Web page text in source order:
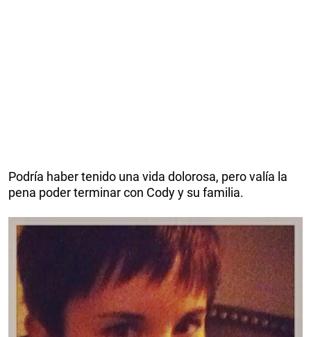
Podría haber tenido una vida dolorosa, pero valía la
pena poder terminar con Cody y su familia.